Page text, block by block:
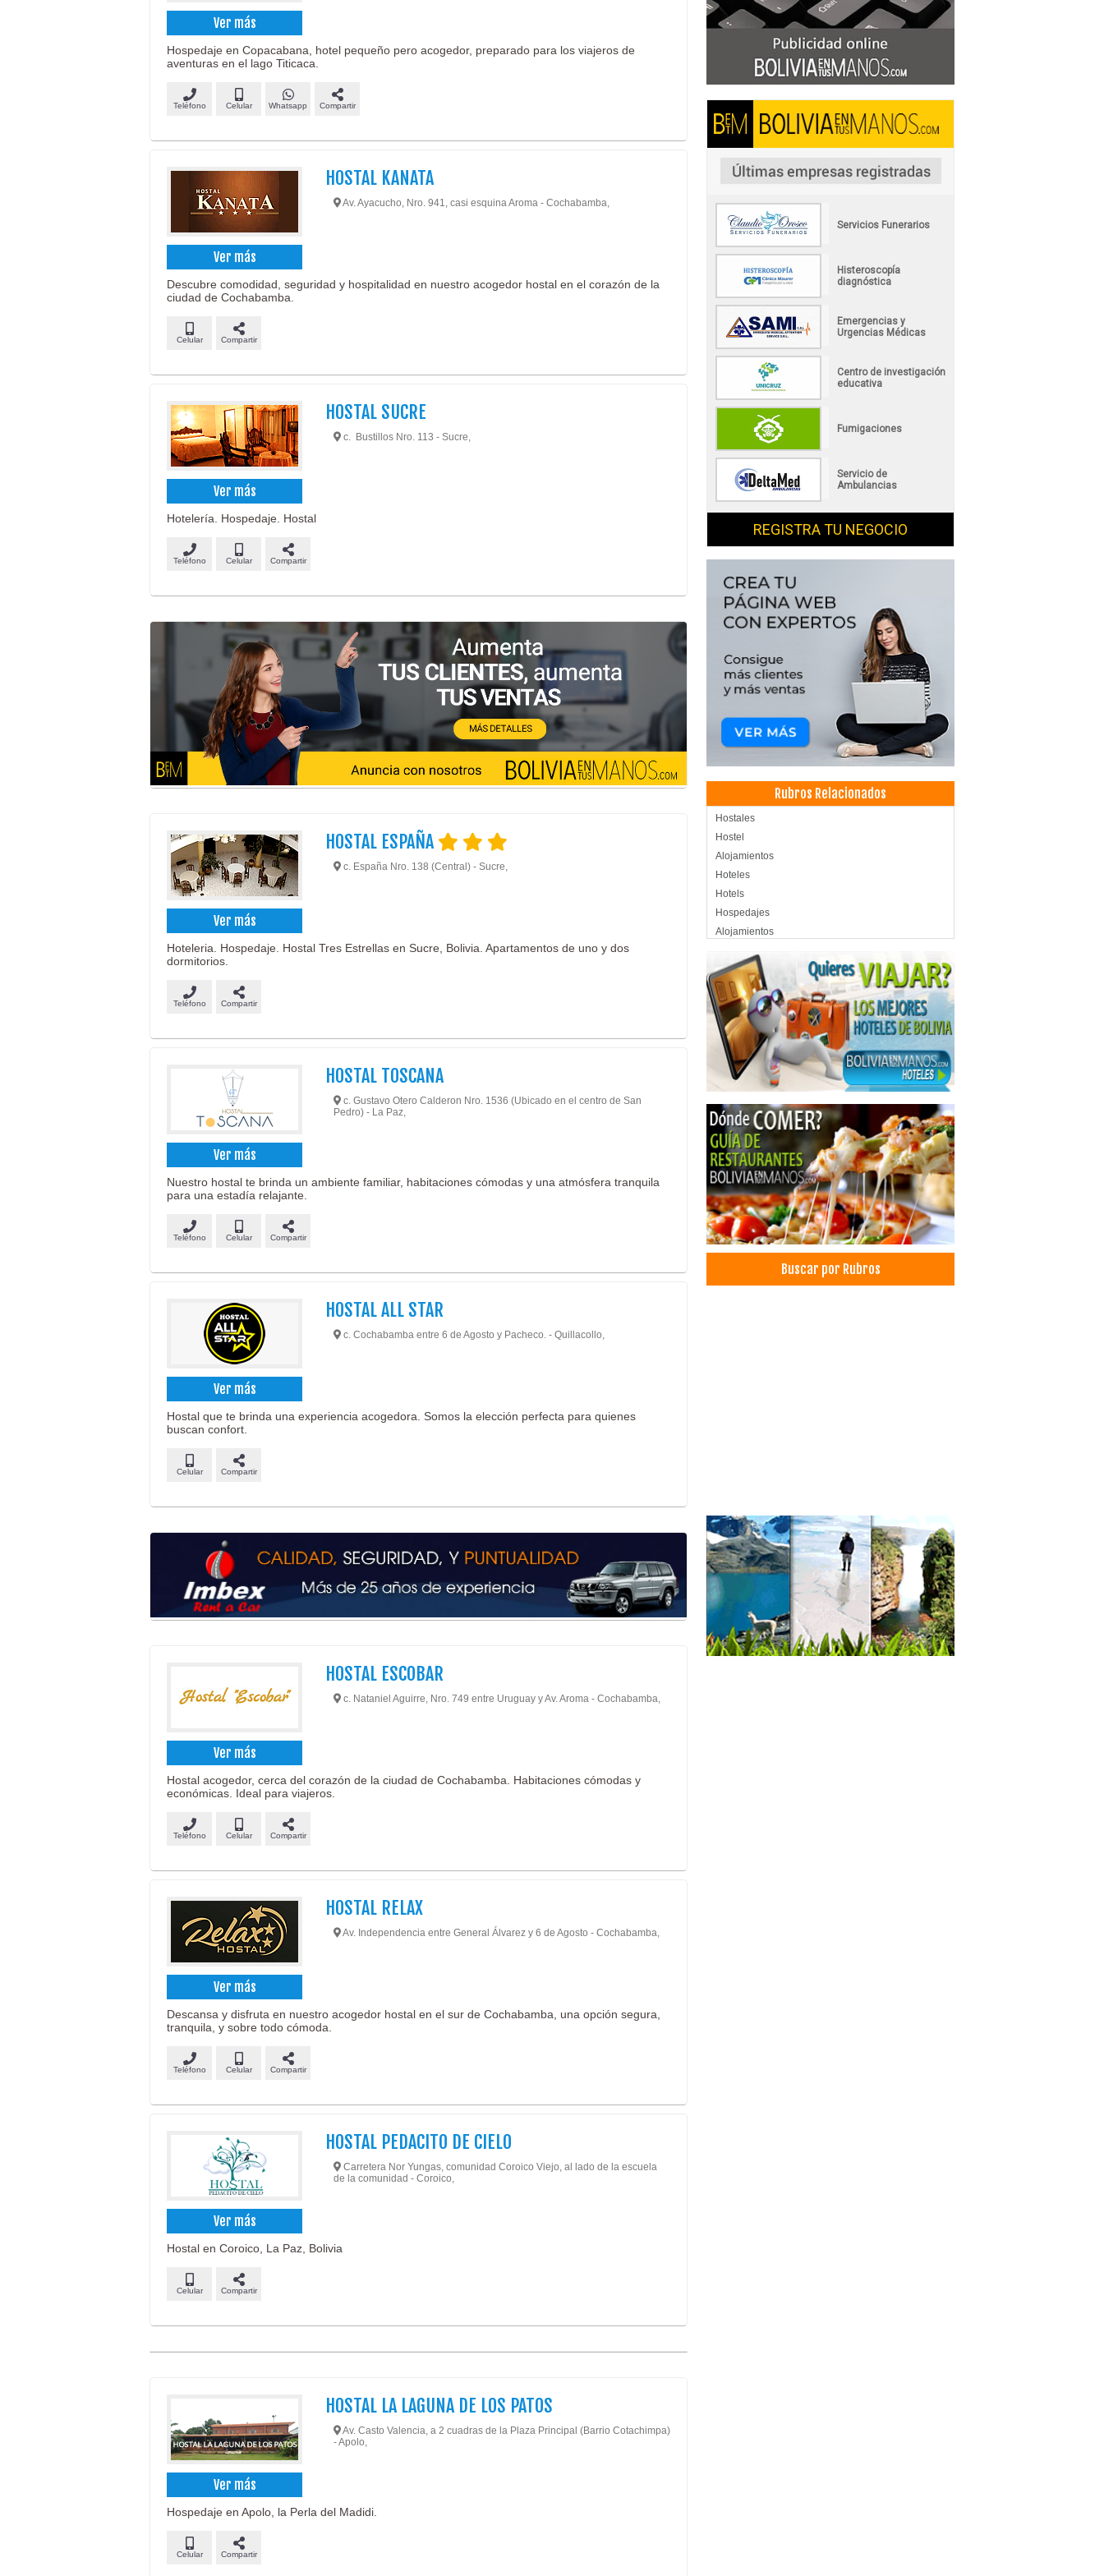
Ver más
Hospedaje en Copacabana, hotel pequeño pero acogedor, preparado para los viajeros de
aventuras en el lago Titicaca.
Teléfono Celular Whatsapp Compartir
Ver más
HOSTAL KANATA
Av. Ayacucho, Nro. 941, casi esquina Aroma - Cochabamba,
Descubre comodidad, seguridad y hospitalidad en nuestro acogedor hostal en el corazón de la
ciudad de Cochabamba.
Celular Compartir
Ver más
HOSTAL SUCRE
c. Bustillos Nro. 113 - Sucre,
Hotelería. Hospedaje. Hostal
Teléfono Celular Compartir
Ver más
HOSTAL ESPAÑA
c. España Nro. 138 (Central) - Sucre,
Hoteleria. Hospedaje. Hostal Tres Estrellas en Sucre, Bolivia. Apartamentos de uno y dos
dormitorios.
Teléfono Compartir
Ver más
HOSTAL TOSCANA
c. Gustavo Otero Calderon Nro. 1536 (Ubicado en el centro de San
Pedro) - La Paz,
Nuestro hostal te brinda un ambiente familiar, habitaciones cómodas y una atmósfera tranquila
para una estadía relajante.
Teléfono Celular Compartir
Ver más
HOSTAL ALL STAR
c. Cochabamba entre 6 de Agosto y Pacheco. - Quillacollo,
Hostal que te brinda una experiencia acogedora. Somos la elección perfecta para quienes
buscan confort.
Celular Compartir
Ver más
HOSTAL ESCOBAR
c. Nataniel Aguirre, Nro. 749 entre Uruguay y Av. Aroma - Cochabamba,
Hostal acogedor, cerca del corazón de la ciudad de Cochabamba. Habitaciones cómodas y
económicas. Ideal para viajeros.
Teléfono Celular Compartir
Ver más
HOSTAL RELAX
Av. Independencia entre General Álvarez y 6 de Agosto - Cochabamba,
Descansa y disfruta en nuestro acogedor hostal en el sur de Cochabamba, una opción segura,
tranquila, y sobre todo cómoda.
Teléfono Celular Compartir
Ver más
HOSTAL PEDACITO DE CIELO
Carretera Nor Yungas, comunidad Coroico Viejo, al lado de la escuela
de la comunidad - Coroico,
Hostal en Coroico, La Paz, Bolivia
Celular Compartir
Ver más
HOSTAL LA LAGUNA DE LOS PATOS
Av. Casto Valencia, a 2 cuadras de la Plaza Principal (Barrio Cotachimpa)
- Apolo,
Hospedaje en Apolo, la Perla del Madidi.
Celular Compartir
Servicios Funerarios
Histeroscopía
diagnóstica
Emergencias y
Urgencias Médicas
Centro de investigación
educativa
Fumigaciones
Servicio de
Ambulancias
REGISTRA TU NEGOCIO
Rubros Relacionados
Hostales
Hostel
Alojamientos
Hoteles
Hotels
Hospedajes
Alojamientos
Buscar por Rubros